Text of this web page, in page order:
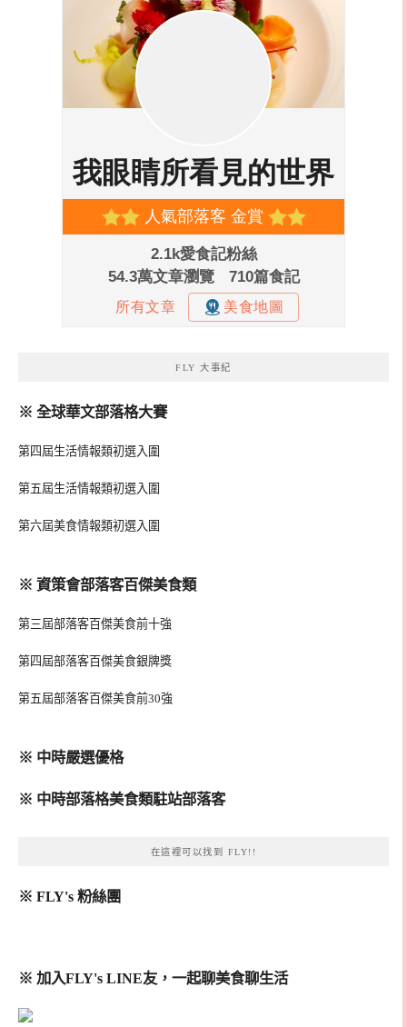
FLY 大事紀
※ 全球華文部落格大賽
第四屆生活情報類初選入圍
第五屆生活情報類初選入圍
第六屆美食情報類初選入圍
※ 資策會部落客百傑美食類
第三屆部落客百傑美食前十強
第四屆部落客百傑美食銀牌獎
第五屆部落客百傑美食前30強
※ 中時嚴選優格
※ 中時部落格美食類駐站部落客
在這裡可以找到 FLY!!
※ FLY's 粉絲團
※ 加入FLY's LINE友，一起聊美食聊生活